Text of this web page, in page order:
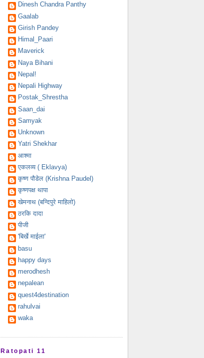
Dinesh Chandra Panthy
Gaalab
Girish Pandey
Himal_Paari
Maverick
Naya Bihani
Nepal!
Nepali Highway
Postak_Shrestha
Saan_dai
Samyak
Unknown
Yatri Shekhar
आश्मा
एकलव्य ( Eklavya)
कृष्ण पौडेल (Krishna Paudel)
कृष्णपक्ष थापा
खेमनाथ (बन्दिपुरे माहिलो)
ठरकि दादा
पीजी
'बिर्खे माईला'
basu
happy days
merodhesh
nepalean
quest4destination
rahulvai
waka
Ratopati 11